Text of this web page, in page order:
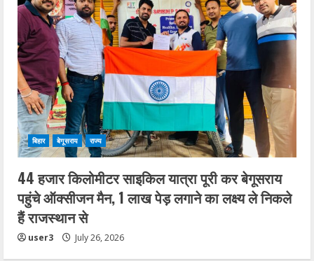
बिहार बेगूसराय राज्य
44 हजार किलोमीटर साइकिल यात्रा पूरी कर बेगूसराय
पहुंचे ऑक्सीजन मैन, 1 लाख पेड़ लगाने का लक्ष्य ले निकले
हैं राजस्थान से
user3 July 26, 2026